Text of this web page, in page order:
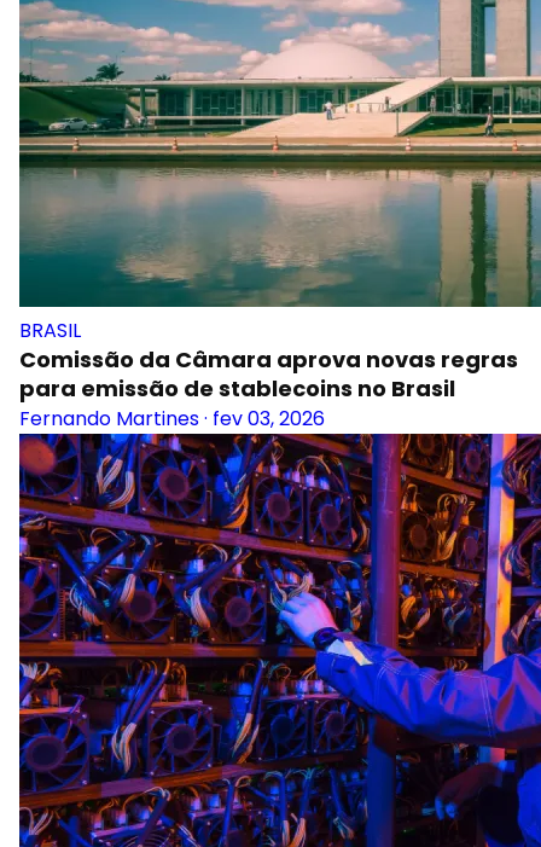
BRASIL
Comissão da Câmara aprova novas regras
para emissão de stablecoins no Brasil
Fernando Martines· fev 03, 2026